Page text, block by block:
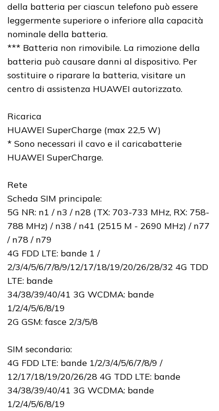
della batteria per ciascun telefono può essere
leggermente superiore o inferiore alla capacità
nominale della batteria.
*** Batteria non rimovibile. La rimozione della
batteria può causare danni al dispositivo. Per
sostituire o riparare la batteria, visitare un
centro di assistenza HUAWEI autorizzato.
Ricarica
HUAWEI SuperCharge (max 22,5 W)
* Sono necessari il cavo e il caricabatterie
HUAWEI SuperCharge.
Rete
Scheda SIM principale:
5G NR: n1 / n3 / n28 (TX: 703-733 MHz, RX: 758-
788 MHz) / n38 / n41 (2515 M - 2690 MHz) / n77
/ n78 / n79
4G FDD LTE: bande 1 /
2/3/4/5/6/7/8/9/12/17/18/19/20/26/28/32 4G TDD
LTE: bande
34/38/39/40/41 3G WCDMA: bande
1/2/4/5/6/8/19
2G GSM: fasce 2/3/5/8
SIM secondario:
4G FDD LTE: bande 1/2/3/4/5/6/7/8/9 /
12/17/18/19/20/26/28 4G TDD LTE: bande
34/38/39/40/41 3G WCDMA: bande
1/2/4/5/6/8/19